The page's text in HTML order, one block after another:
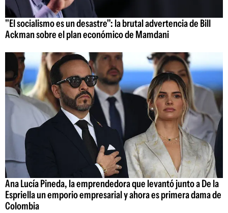
"El socialismo es un desastre": la brutal advertencia de Bill
Ackman sobre el plan económico de Mamdani
Ana Lucía Pineda, la emprendedora que levantó junto a De la
Espriella un emporio empresarial y ahora es primera dama de
Colombia